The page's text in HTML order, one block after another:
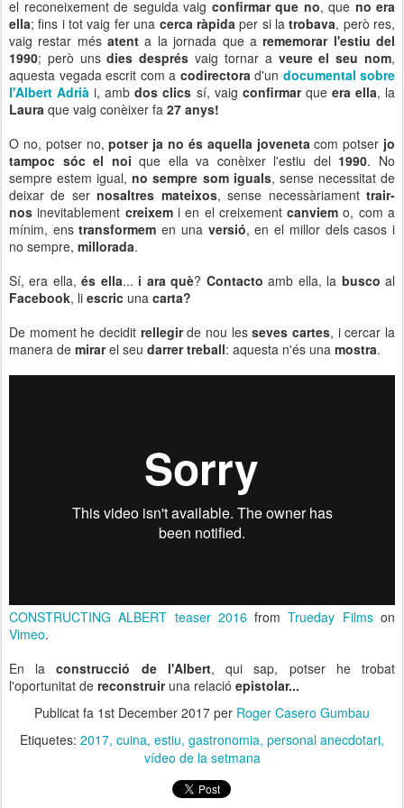
el reconeixement de seguida vaig confirmar que no, que no era
ella; fins i tot vaig fer una cerca ràpidaper si latrobava, però res,
vaig restar mésatenta la jornada que arememorar l'estiu del
1990; però unsdies després vaig tornar a veure el seu nom,
aquesta vegada escrit com a codirectora d'un documental sobre
l'Albert Adrià i, amb dos clics sí, vaig confirmar que era ella, la
Laura que vaig conèixer fa 27 anys!
O no, potser no,potser ja no és aquella jovenetacom potser jo
tampoc sóc el noi que ella va conèixer l'estiu del 1990. No
sempre estem igual,no sempre som iguals, sense necessitat de
deixar de sernosaltres mateixos, sense necessàriamenttrair-
nos inevitablement creixemi en el creixementcanviem o, com a
mínim, enstransformem en una versió, en el millor dels casos i
no sempre, millorada.
Sí, era ella,és ella... i ara què? Contacto amb ella, la busco al
Facebook, li escric una carta?
De moment he decidit rellegirde nou lesseves cartes, i cercar la
manera de mirarel seu darrer treball: aquesta n'és una mostra.
CONSTRUCTING ALBERT teaser 2016fromTrueday Filmson
Vimeo.
En laconstrucció de l'Albert, qui sap, potser he trobat
l'oportunitat de reconstruiruna relació epistolar...
Publicat fa 1st December 2017 per Roger Casero Gumbau
Etiquetes: 2017 cuina estiu gastronomia personal anecdotari
vídeo de la setmana